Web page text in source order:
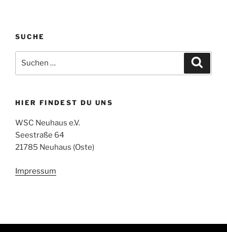
SUCHE
nach:
HIER FINDEST DU UNS
WSC Neuhaus e.V.
Seestraße 64
21785 Neuhaus (Oste)
Impressum